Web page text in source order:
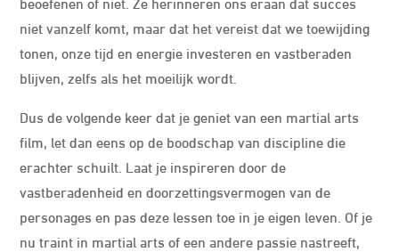
niet vanzelf komt, maar dat het vereist dat we toewijding
tonen, onze tijd en energie investeren en vastberaden
blijven, zelfs als het moeilijk wordt.
Dus de volgende keer dat je geniet van een martial arts
film, let dan eens op de boodschap van discipline die
erachter schuilt. Laat je inspireren door de
vastberadenheid en doorzettingsvermogen van de
personages en pas deze lessen toe in je eigen leven. Of je
nu traint in martial arts of een andere passie nastreeft,